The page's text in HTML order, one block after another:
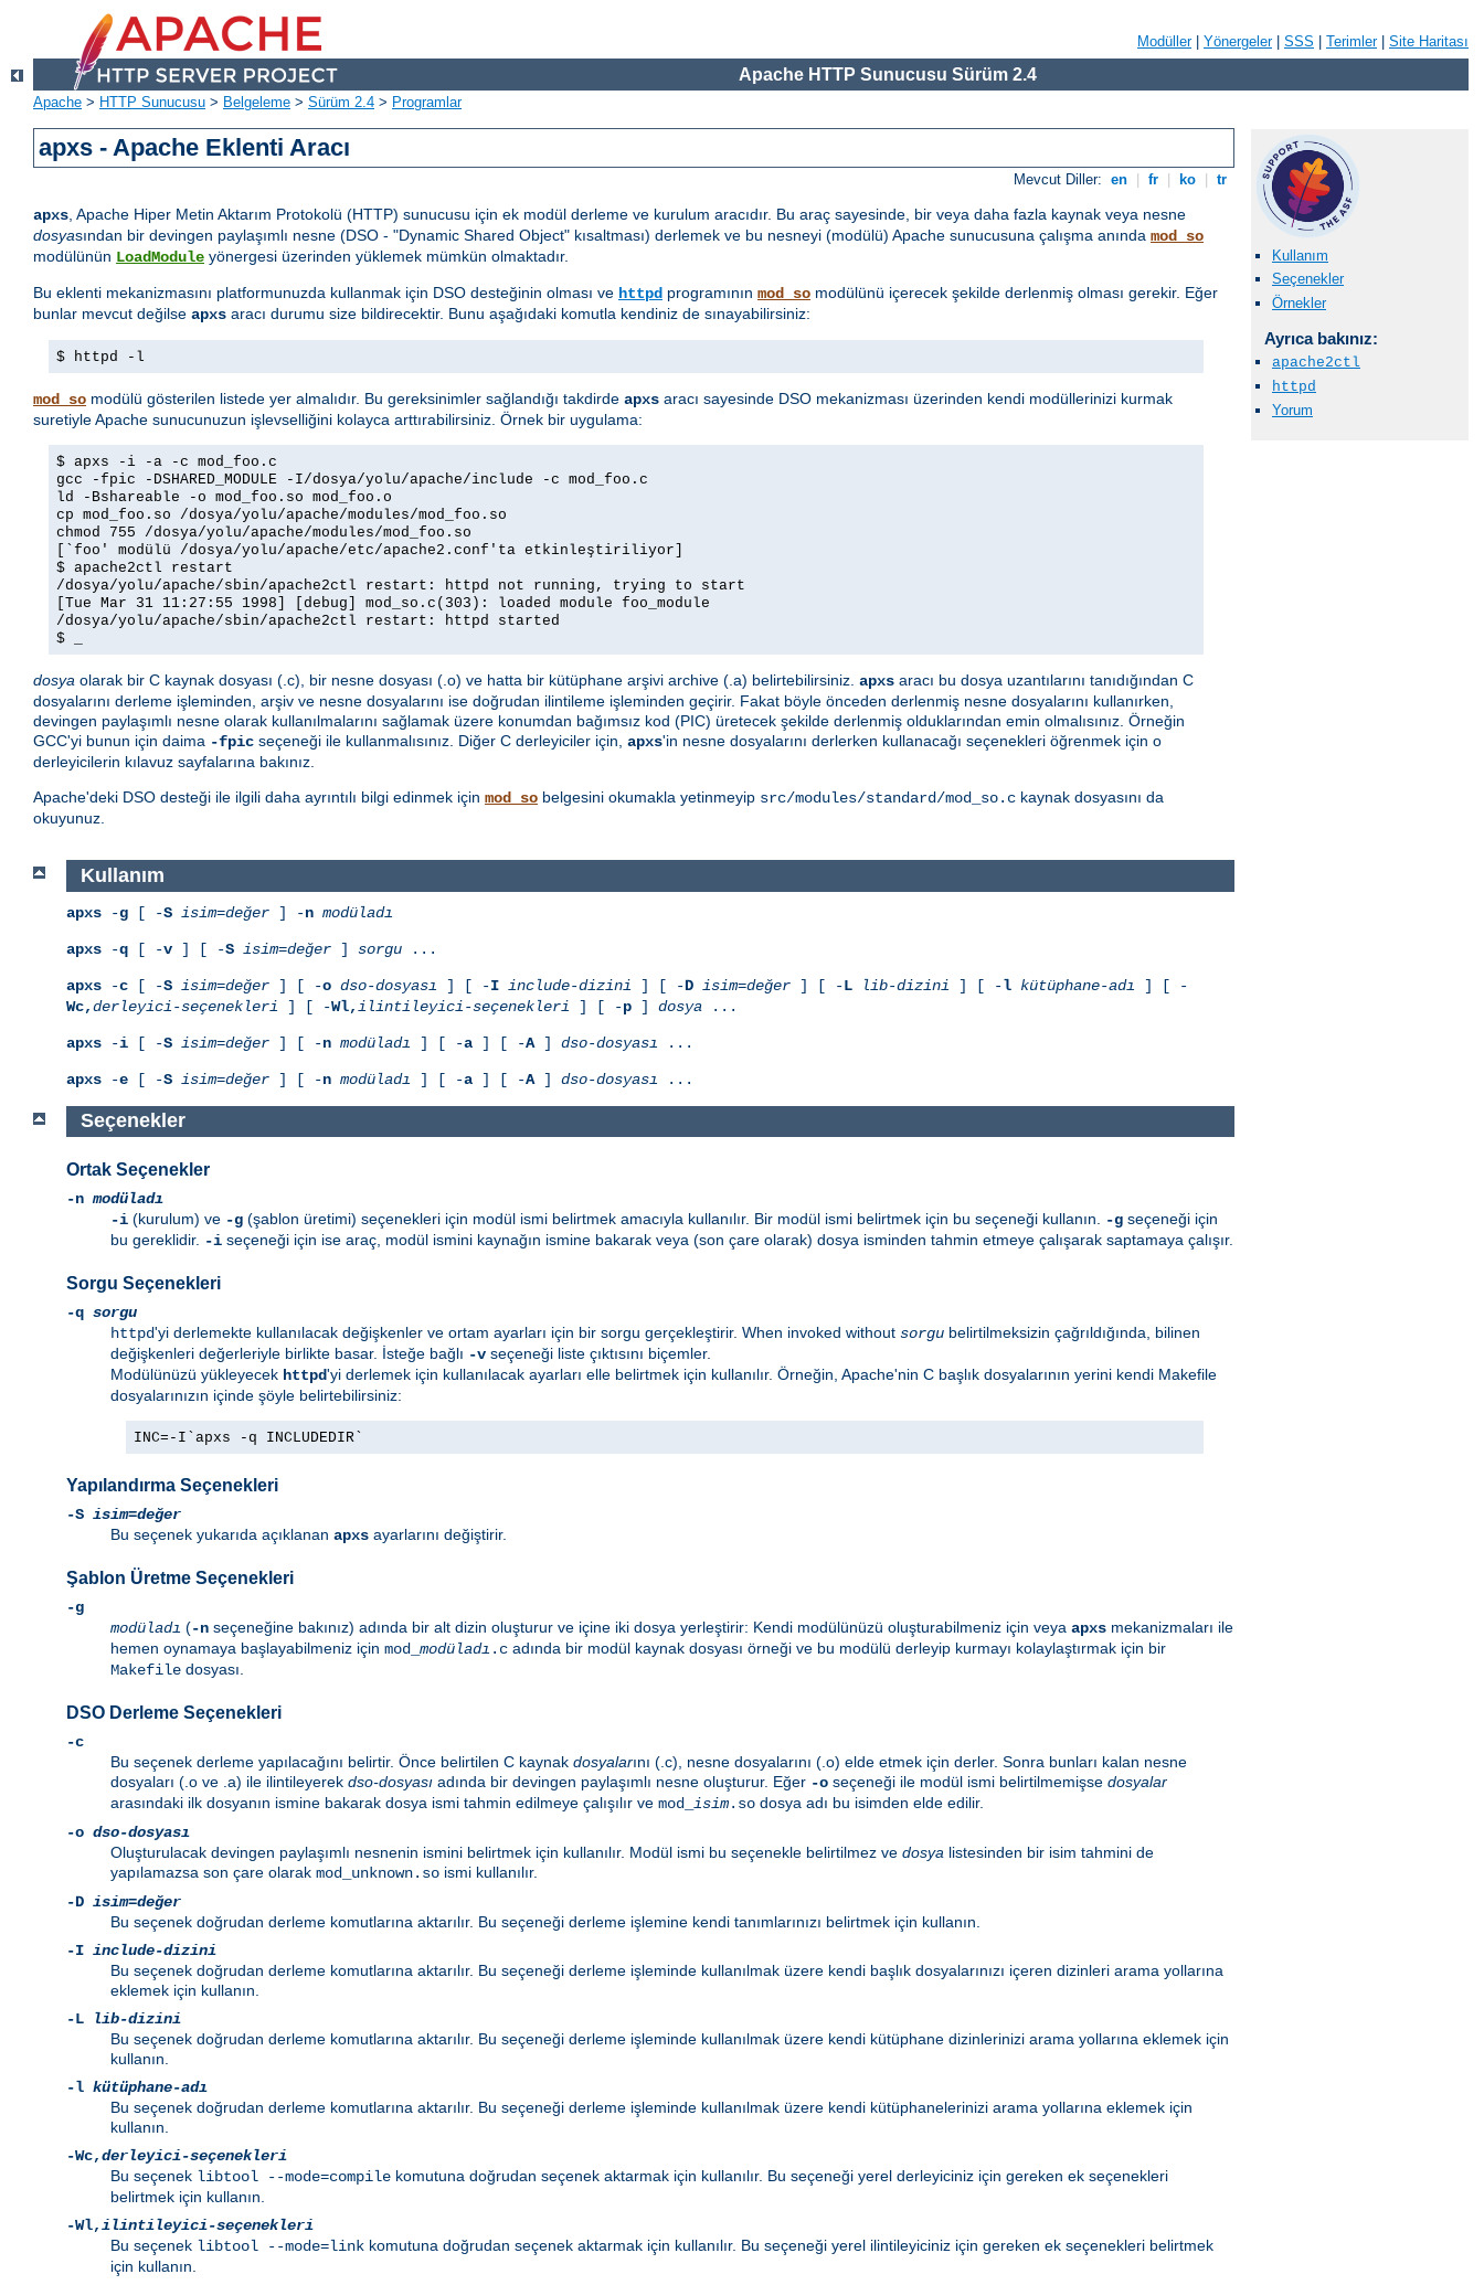
Modüller| Yönergeler| SSS Terimler| Site Haritası
Apache HTTP Sunucusu Sürüm 2.4
Apache > HTTP Sunucusu > Belgeleme > Sürüm 2.4 > Programlar
apxs - Apache Eklenti Aracı
Mevcut Diller: en fr ko tr
apxs, Apache Hiper Metin Aktarım Protokolü (HTTP) sunucusu için ek modül derleme ve kurulum aracıdır. Bu araç sayesinde, bir veya daha fazla kaynak veya nesne
dosyasından bir devingen paylaşımlı nesne (DSO - "Dynamic Shared Object" kısaltması) derlemek ve bu nesneyi (modülü) Apache sunucusuna çalışma anında mod_so
modülünün LoadModule yönergesi üzerinden yüklemek mümkün olmaktadır.
Bu eklenti mekanizmasını platformunuzda kullanmak için DSO desteğinin olması ve httpd programının mod_so modülünü içerecek şekilde derlenmiş olması gerekir. Eğer
bunlar mevcut değilse apxs aracı durumu size bildirecektir. Bunu aşağıdaki komutla kendiniz de sınayabilirsiniz:
$ httpd -l
mod_so modülü gösterilen listede yer almalıdır. Bu gereksinimler sağlandığı takdirde apxs aracı sayesinde DSO mekanizması üzerinden kendi modüllerinizi kurmak
suretiyle Apache sunucunuzun işlevselliğini kolayca arttırabilirsiniz. Örnek bir uygulama:
$ apxs -i -a -c mod_foo.c
gcc -fpic -DSHARED_MODULE -I/dosya/yolu/apache/include -c mod_foo.c
ld -Bshareable -o mod_foo.so mod_foo.o
cp mod_foo.so /dosya/yolu/apache/modules/mod_foo.so
chmod 755 /dosya/yolu/apache/modules/mod_foo.so
[`foo' modülü /dosya/yolu/apache/etc/apache2.conf'ta etkinleştiriliyor]
$ apache2ctl restart
/dosya/yolu/apache/sbin/apache2ctl restart: httpd not running, trying to start
[Tue Mar 31 11:27:55 1998] [debug] mod_so.c(303): loaded module foo_module
/dosya/yolu/apache/sbin/apache2ctl restart: httpd started
$ _
dosya olarak bir C kaynak dosyası (.c), bir nesne dosyası (.o) ve hatta bir kütüphane arşivi archive (.a) belirtebilirsiniz. apxs aracı bu dosya uzantılarını tanıdığından C
dosyalarını derleme işleminden, arşiv ve nesne dosyalarını ise doğrudan ilintileme işleminden geçirir. Fakat böyle önceden derlenmiş nesne dosyalarını kullanırken,
devingen paylaşımlı nesne olarak kullanılmalarını sağlamak üzere konumdan bağımsız kod (PIC) üretecek şekilde derlenmiş olduklarından emin olmalısınız. Örneğin
GCC'yi bunun için daima -fpic seçeneği ile kullanmalısınız. Diğer C derleyiciler için, apxs'in nesne dosyalarını derlerken kullanacağı seçenekleri öğrenmek için o
derleyicilerin kılavuz sayfalarına bakınız.
Apache'deki DSO desteği ile ilgili daha ayrıntılı bilgi edinmek için mod_so belgesini okumakla yetinmeyip src/modules/standard/mod_so.c kaynak dosyasını da
okuyunuz.
Kullanım
Seçenekler
Örnekler
Ayrıca bakınız:
apache2ctl
httpd
Yorum
Kullanım
apxs -g [ -S isim=değer ] -n modüladı
apxs -q [ -v ] [ -S isim=değer ] sorgu ...
apxs -c [ -S isim=değer ] [ -o dso-dosyası ] [ -I include-dizini ] [ -D isim=değer ] [ -L lib-dizini ] [ -l kütüphane-adı ] [ -
Wc,derleyici-seçenekleri ] [ -Wl,ilintileyici-seçenekleri ] [ -p ] dosya ...
apxs -i [ -S isim=değer ] [ -n modüladı ] [ -a ] [ -A] dso-dosyası ...
apxs -e [ -S isim=değer ] [ -n modüladı ] [ -a ] [ -A] dso-dosyası ...
Seçenekler
Ortak Seçenekler
-n modüladı
-i (kurulum) ve -g (şablon üretimi) seçenekleri için modül ismi belirtmek amacıyla kullanılır. Bir modül ismi belirtmek için bu seçeneği kullanın. -g seçeneği için
bu gereklidir. -i seçeneği için ise araç, modül ismini kaynağın ismine bakarak veya (son çare olarak) dosya isminden tahmin etmeye çalışarak saptamaya çalışır.
Sorgu Seçenekleri
-q sorgu
httpd'yi derlemekte kullanılacak değişkenler ve ortam ayarları için bir sorgu gerçekleştirir. When invoked without sorgu belirtilmeksizin çağrıldığında, bilinen
değişkenleri değerleriyle birlikte basar. İsteğe bağlı -v seçeneği liste çıktısını biçemler.
Modülünüzü yükleyecek httpd'yi derlemek için kullanılacak ayarları elle belirtmek için kullanılır. Örneğin, Apache'nin C başlık dosyalarının yerini kendi Makefile
dosyalarınızın içinde şöyle belirtebilirsiniz:
INC=-I`apxs -q INCLUDEDIR`
Yapılandırma Seçenekleri
-S isim=değer
Bu seçenek yukarıda açıklanan apxs ayarlarını değiştirir.
Şablon Üretme Seçenekleri
-g
modüladı (-n seçeneğine bakınız) adında bir alt dizin oluşturur ve içine iki dosya yerleştirir: Kendi modülünüzü oluşturabilmeniz için veya apxs mekanizmaları ile
hemen oynamaya başlayabilmeniz için mod_ modüladı .c adında bir modül kaynak dosyası örneği ve bu modülü derleyip kurmayı kolaylaştırmak için bir
Makefile dosyası.
DSO Derleme Seçenekleri
-c
Bu seçenek derleme yapılacağını belirtir. Önce belirtilen C kaynak dosyalarını (.c), nesne dosyalarını (.o) elde etmek için derler. Sonra bunları kalan nesne
dosyaları (.o ve .a) ile ilintileyerek dso-dosyası adında bir devingen paylaşımlı nesne oluşturur. Eğer -o seçeneği ile modül ismi belirtilmemişse dosyalar
arasındaki ilk dosyanın ismine bakarak dosya ismi tahmin edilmeye çalışılır ve mod_ isim.so dosya adı bu isimden elde edilir.
-o dso-dosyası
Oluşturulacak devingen paylaşımlı nesnenin ismini belirtmek için kullanılır. Modül ismi bu seçenekle belirtilmez ve dosya listesinden bir isim tahmini de
yapılamazsa son çare olarak mod_unknown.so ismi kullanılır.
-D isim=değer
Bu seçenek doğrudan derleme komutlarına aktarılır. Bu seçeneği derleme işlemine kendi tanımlarınızı belirtmek için kullanın.
-I include-dizini
Bu seçenek doğrudan derleme komutlarına aktarılır. Bu seçeneği derleme işleminde kullanılmak üzere kendi başlık dosyalarınızı içeren dizinleri arama yollarına
eklemek için kullanın.
-L
lib-dizini
Bu seçenek doğrudan derleme komutlarına aktarılır. Bu seçeneği derleme işleminde kullanılmak üzere kendi kütüphane dizinlerinizi arama yollarına eklemek için
kullanın.
-l kütüphane-adı
Bu seçenek doğrudan derleme komutlarına aktarılır. Bu seçeneği derleme işleminde kullanılmak üzere kendi kütüphanelerinizi arama yollarına eklemek için
kullanın.
-Wc,derleyici-seçenekleri
Bu seçenek libtool --mode=compile komutuna doğrudan seçenek aktarmak için kullanılır. Bu seçeneği yerel derleyiciniz için gereken ek seçenekleri
belirtmek için kullanın.
-Wl,ilintileyici-seçenekleri
Bu seçenek libtool --mode=link komutuna doğrudan seçenek aktarmak için kullanılır. Bu seçeneği yerel ilintileyiciniz için gereken ek seçenekleri belirtmek
için kullanın.